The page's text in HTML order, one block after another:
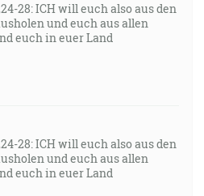
28: ICH will euch also aus den
und euch aus allen
euch in euer Land
28: ICH will euch also aus den
und euch aus allen
euch in euer Land